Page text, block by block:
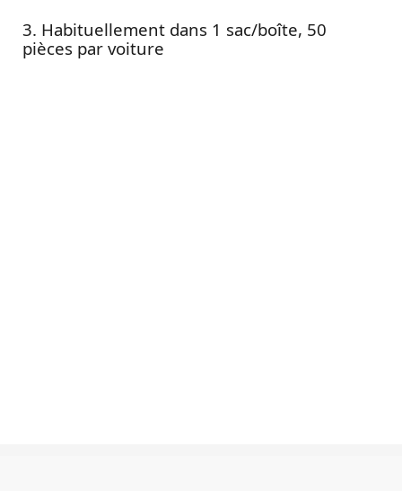
3. Habituellement dans 1 sac/boîte, 50
pièces par voiture